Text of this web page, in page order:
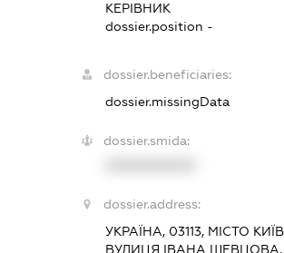
КЕРІВНИК
dossier.position -
dossier.beneficiaries:
dossier.missingData
dossier.smida:
dossier.address:
УКРАЇНА, 03113, МІСТО
ВУЛИЦЯ ІВАНА ШЕВЦОВА,